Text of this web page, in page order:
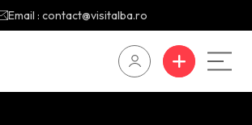
Email : contact@visitalba.ro